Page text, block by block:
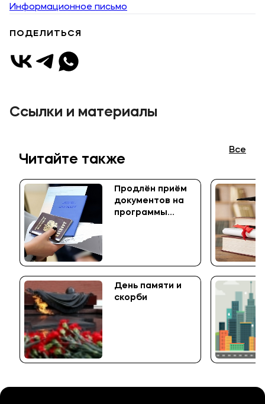
+7 (8332) 37-47-04
+7 (8332) 37-47-07
Мы в соцсетях
Подобрать программу
Информационное письмо
ПОДЕЛИТЬСЯ
Ссылки и материалы
Читайте также
Все
Продлён приём
документов на
программы
День памяти и
скорби